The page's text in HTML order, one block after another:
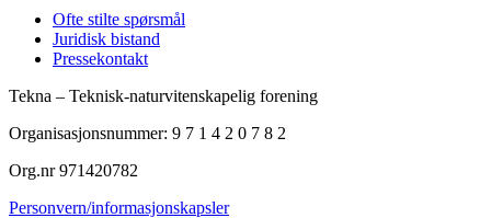
Ofte stilte spørsmål
Juridisk bistand
Pressekontakt
Tekna – Teknisk-naturvitenskapelig forening
Organisasjonsnummer: 9 7 1 4 2 0 7 8 2
Org.nr 971420782
Personvern/informasjonskapsler